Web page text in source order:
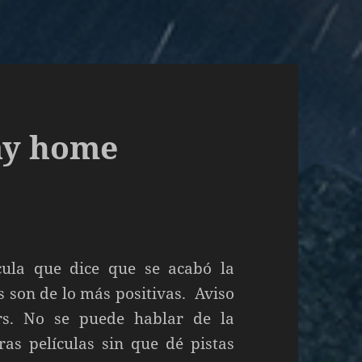
home
que dice que se acabó la
son de lo más positivas. Aviso
No se puede hablar de la
películas sin que dé pistas